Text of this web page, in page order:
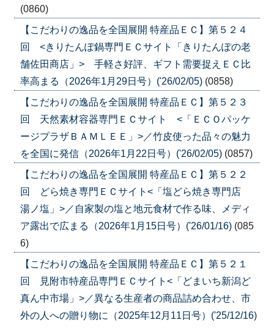
(0860)
【こだわりの逸品を全国展開 特産品ＥＣ】第５２４
回 <きりたんぽ鍋専門ＥＣサイト「きりたんぽの老
舗佐田商店」> 手軽さ好評、ギフト需要捉えＥＣ比
率高まる（2026年1月29日号）('26/02/05) (0858)
【こだわりの逸品を全国展開 特産品ＥＣ】第５２３
回 天然素材容器専門ＥＣサイト <「ＥＣＯパッケ
ージプラザＢＡＭＬＥＥ」>／竹皮使った品々の魅力
を全国に発信（2026年1月22日号）('26/02/05) (0857)
【こだわりの逸品を全国展開 特産品ＥＣ】第５２２
回 どら焼き専門ＥＣサイト<「塩どら焼き専門店
湯ノ塩」>／自家製の塩と地元食材で作る味、メディ
ア露出で広まる（2026年1月15日号）('26/01/16) (085
6)
【こだわりの逸品を全国展開 特産品ＥＣ】第５２１
回 見附市特産品専門ＥＣサイト<「どまいち新潟ど
真ん中市場」>／異なる生産者の商品詰め合わせ、市
外の人への贈り物に（2025年12月11日号）('25/12/16)